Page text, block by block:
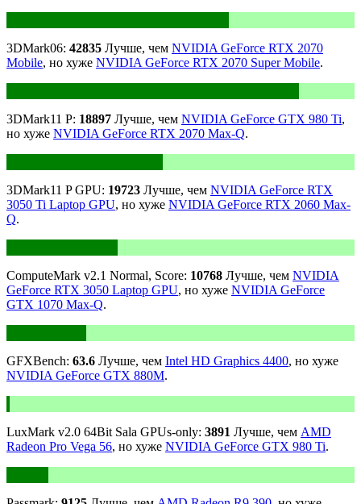
3DMark06: 42835 Лучше, чем NVIDIA GeForce RTX 2070
Mobile, но хуже NVIDIA GeForce RTX 2070 Super Mobile.
3DMark11 P: 18897 Лучше, чем NVIDIA GeForce GTX 980 Ti,
но хуже NVIDIA GeForce RTX 2070 Max-Q.
3DMark11 P GPU: 19723 Лучше, чем NVIDIA GeForce RTX
3050 Ti Laptop GPU, но хуже NVIDIA GeForce RTX 2060 Max-
Q.
ComputeMark v2.1 Normal, Score: 10768 Лучше, чем NVIDIA
GeForce RTX 3050 Laptop GPU, но хуже NVIDIA GeForce
GTX 1070 Max-Q.
GFXBench: 63.6 Лучше, чем Intel HD Graphics 4400, но хуже
NVIDIA GeForce GTX 880M.
LuxMark v2.0 64Bit Sala GPUs-only: 3891 Лучше, чем AMD
Radeon Pro Vega 56, но хуже NVIDIA GeForce GTX 980 Ti.